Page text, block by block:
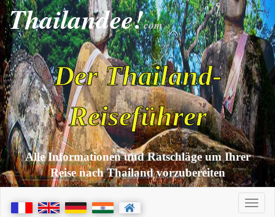
Thailandee!com
Der Thailand-
Reiseführer
Alle Informationen und Ratschläge um Ihrer
Reise nach Thailand vorzubereiten